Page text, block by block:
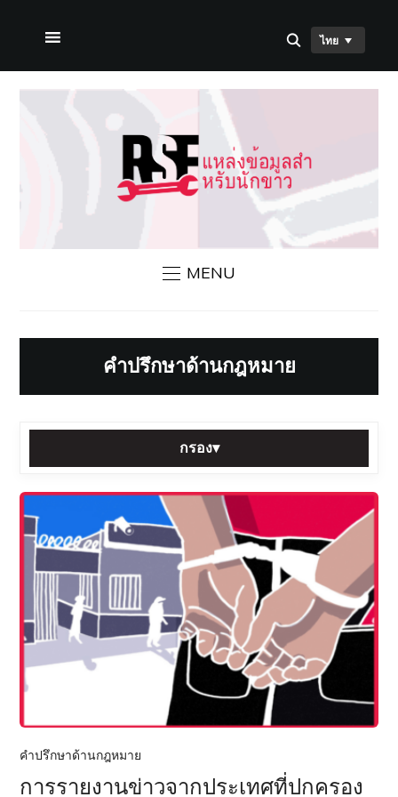
หน้าแรก
ไทย
MENU
คำปรึกษาด้านกฎหมาย
กรอง▾
หมวดหมู่:
แท็ก:
กรอง
รีเซ็ต
โพสต์ทั้งหมด
คำปรึกษาด้านกฎหมาย
การรายงานข่าวจากประเทศที่ปกครอง